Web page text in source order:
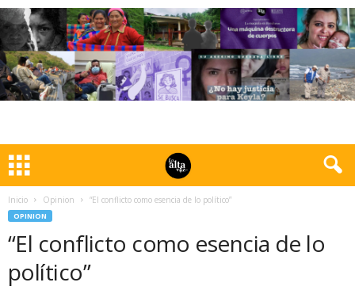
Inicio Opinion “El conflicto como esencia de lo político”
OPINION
“El conflicto como esencia de lo
político”